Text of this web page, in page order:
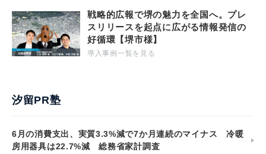
戦略的広報で堺の魅力を全国へ。プレ
スリリースを起点に広がる情報発信の
好循環【堺市様】
導入事例一覧を見る
汐留PR塾
6月の消費支出、実質3.3%減で7か月連続のマイナス 冷暖
房用器具は22.7%減 総務省家計調査